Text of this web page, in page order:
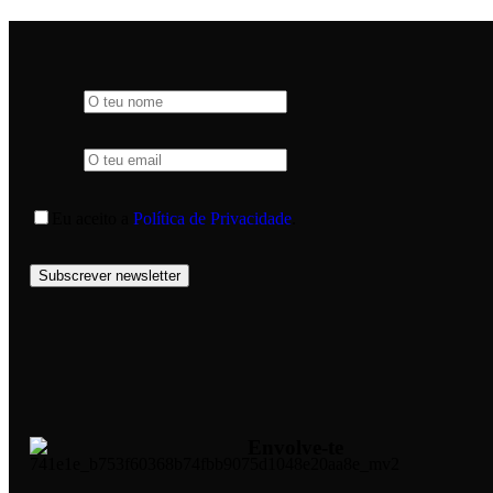
Política de Privacidade
Subscrever newsletter